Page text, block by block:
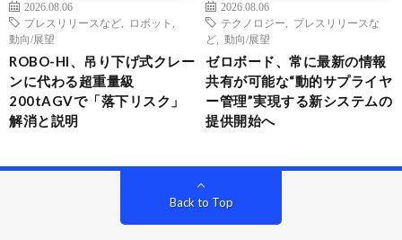
2026.08.06
プレスリリースなど
ロボット
動向/展望
ROBO-HI、吊り下げ式クレー
ンに代わる超重量級
200tAGVで「落下リスク」
解消と説明
2026.08.06
テクノロジー
プレスリリースな
ど
動向/展望
ゼロボード、常に最新の情報
共有が可能な“動的サプライヤ
ー管理”実現する新システムの
提供開始へ
Back to Top